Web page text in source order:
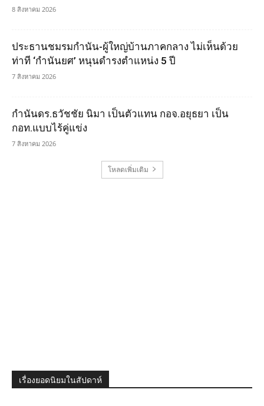
8 สิงหาคม 2026
ประธานชมรมกำนัน-ผู้ใหญ่บ้านภาคกลาง ไม่เห็นด้วย
ท่าที ‘กำนันยศ’ หนุนดำรงตำแหน่ง 5 ปี
7 สิงหาคม 2026
กำนันดร.ธวัชชัย นิมา เป็นตัวแทน กอจ.อยุธยา เป็น
กอท.แบบไร้คู่แข่ง
7 สิงหาคม 2026
โหลดเพิ่มเติม
เรื่องยอดนิยมในสัปดาห์